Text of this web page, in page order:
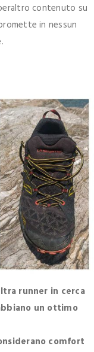
contenuto su
in nessun
runner in cerca
un ottimo
comfort